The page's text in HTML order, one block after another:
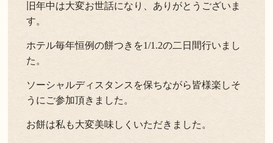
新着情報
キャンセル/プライバシーポリシー
LANGUAGE
旧年中は大変お世話になり、ありがとうございま
す。
ホテル毎年恒例の餅つきを1/1.2の二日間行いまし
た。
ソーシャルディスタンスを保ちながら皆様楽しそ
うにご参加頂きました。
お餅は私も大変美味しくいただきました。